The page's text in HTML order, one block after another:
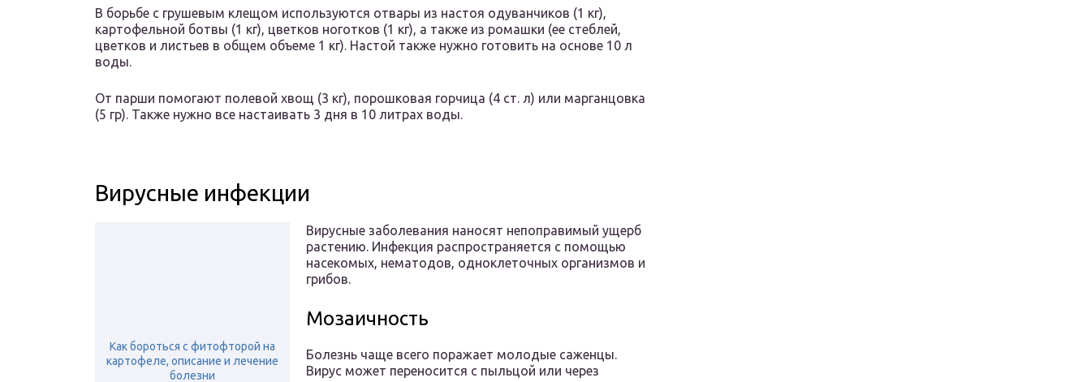
В борьбе с грушевым клещом используются отвары из настоя одуванчиков (1 кг),
картофельной ботвы (1 кг), цветков ноготков (1 кг), а также из ромашки (ее стеблей,
цветков и листьев в общем объеме 1 кг). Настой также нужно готовить на основе 10 л
воды.
От парши помогают полевой хвощ (3 кг), порошковая горчица (4 ст. л) или марганцовка
(5 гр). Также нужно все настаивать 3 дня в 10 литрах воды.
Вирусные инфекции
Как бороться с фитофторой на
картофеле, описание и лечение
болезни
Вирусные заболевания наносят непоправимый ущерб
растению. Инфекция распространяется с помощью
насекомых, нематодов, одноклеточных организмов и
грибов.
Мозаичность
Болезнь чаще всего поражает молодые саженцы.
Вирус может переносится с пыльцой или через